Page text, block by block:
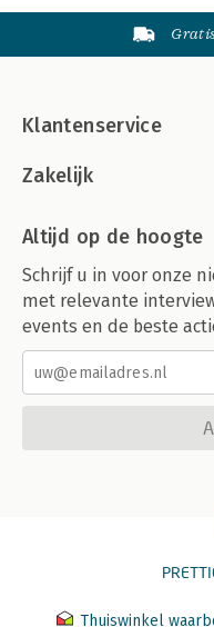
Klantenservice
Zakelijk
Altijd op de hoogte
Schrijf u in voor onze
met relevante
events en de beste
Thuiswinkel